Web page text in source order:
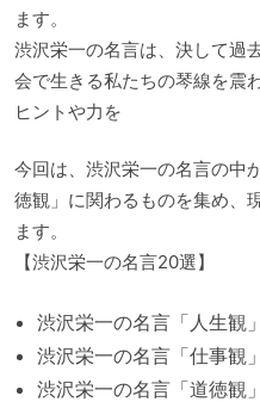
ます。
渋沢栄一の名言は、決して過
会で生きる私たちの琴線を震
ヒントや力を
今回は、渋沢栄一の名言の中
徳観」に関わるものを集め、
ます。
【渋沢栄一の名言20選】
渋沢栄一の名言「人生観
渋沢栄一の名言「仕事観
渋沢栄一の名言「道徳観